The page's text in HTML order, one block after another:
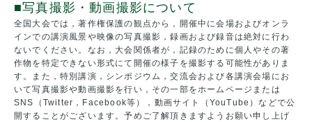
■写真撮影・動画撮影について
全国大会では，著作権保護の観点から，開催中に会場およびオンラ
インでの講演風景や映像の写真撮影，録画および録音は絶対に行わ
ないでください。なお，大会関係者が，記録のために個人やその著
作物を特定できない形式にて開催の様子を撮影する可能性がありま
す。また，特別講演，シンポジウム，交流会および各講演会場にお
いて写真撮影や動画撮影を行い，その一部をホームページまたは
SNS（Twitter，Facebook等），動画サイト（YouTube）などで公
開することがございます。予めご了解頂きますようお願い申し上げ